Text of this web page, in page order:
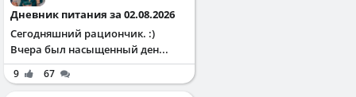
Дневник питания за 02.08.2026
Сегодняшний рациончик. :)
Вчера был насыщенный ден...
9 67